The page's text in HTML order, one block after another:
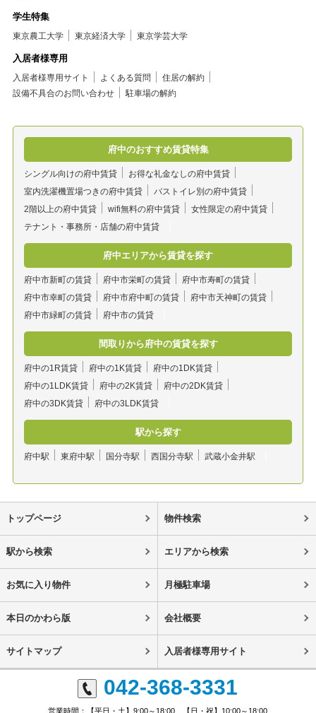
学生特集
東京農工大学 東京経済大学 東京学芸大学
入居者様専用
入居者様専用サイト よくある質問
住居の解約
設備不具合のお問い合わせ
駐車場の解約
府中のおすすめ賃貸特集
シングル向けの府中賃貸
お得な礼金なしの府中賃貸
室内洗濯機置場つきの府中賃貸
バストイレ別の府中賃貸
2階以上の府中賃貸
wifi無料の府中賃貸
女性限定の府中賃貸
テナント・事務所・店舗の府中賃貸
府中エリアから賃貸を探す
府中市新町の賃貸 府中市栄町の賃貸
府中市寿町の賃貸
府中市幸町の賃貸
府中市府中町の賃貸
府中市天神町の賃貸
府中市緑町の賃貸
府中市の賃貸
間取りから府中の賃貸を探す
府中の1R賃貸 府中の1K賃貸
府中の1DK賃貸
府中の1LDK賃貸
府中の2K賃貸
府中の2DK賃貸
府中の3DK賃貸
府中の3LDK賃貸
駅から探す
府中駅 東府中駅 国分寺駅 西国分寺駅 武蔵小金井駅
トップページ 物件検索
駅から検索 エリアから検索
お気に入り物件 月極駐車場
本日のかわら版 会社概要
サイトマップ 入居者様専用サイト
042-368-3331
営業時間：【平日・土】9:00～18:00 【日・祝】10:00～18:00